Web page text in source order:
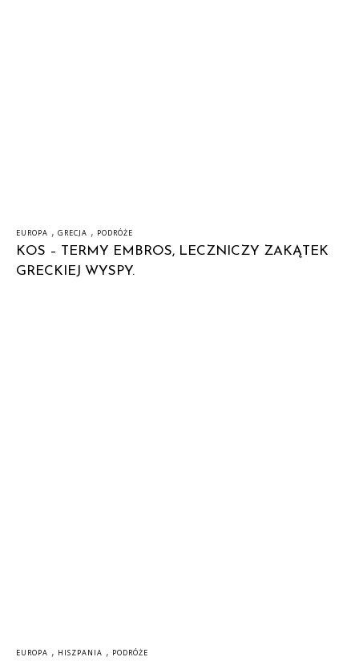
EUROPA , GRECJA , PODRÓŻE
KOS – TERMY EMBROS, LECZNICZY ZAKĄTEK
GRECKIEJ WYSPY.
EUROPA , HISZPANIA , PODRÓŻE